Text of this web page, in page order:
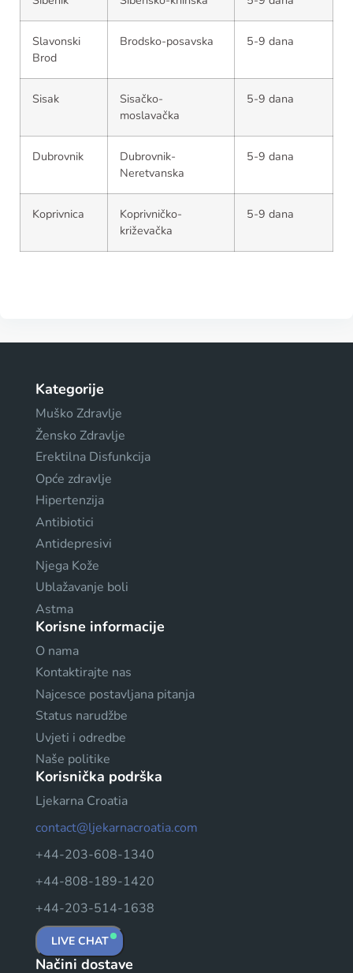
Slavonski
Brod
Brodsko-posavska 5-9 dana
Sisak
Sisačko-
moslavačka
5-9 dana
Dubrovnik
Dubrovnik-
Neretvanska
5-9 dana
Koprivnica
Koprivničko-
križevačka
5-9 dana
Kategorije
Muško Zdravlje
Žensko Zdravlje
Erektilna Disfunkcija
Opće zdravlje
Hipertenzija
Antibiotici
Antidepresivi
Njega Kože
Ublažavanje boli
Astma
Korisne informacije
O nama
Kontaktirajte nas
Najcesce postavljana pitanja
Status narudžbe
Uvjeti i odredbe
Naše politike
Korisnička podrška
Ljekarna Croatia
contact@ljekarnacroatia.com
+44-203-608-1340
+44-808-189-1420
+44-203-514-1638
LIVE CHAT
Načini dostave